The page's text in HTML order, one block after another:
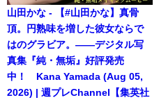
山田かな - 【#山田かな】真骨
頂。円熟味を増した彼女ならで
はのグラビア。――デジタル写
真集『純・無垢』好評発売
中！ Kana Yamada (Aug 05,
2026) | 週プレChannel【集英社